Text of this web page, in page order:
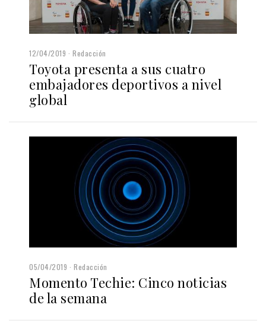
12/04/2019 Redacción
Toyota presenta a sus cuatro
embajadores deportivos a nivel
global
05/04/2019 Redacción
Momento Techie: Cinco noticias
de la semana